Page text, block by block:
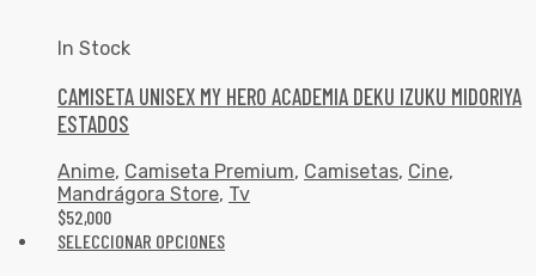
In Stock
CAMISETA UNISEX MY HERO ACADEMIA DEKU IZUKU MIDORIYA
ESTADOS
Anime, Camiseta Premium, Camisetas, Cine,
Mandrágora Store, Tv
$52,000
SELECCIONAR OPCIONES